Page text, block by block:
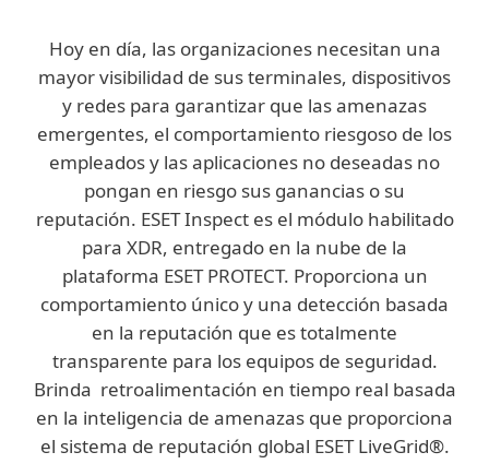
Hoy en día, las organizaciones necesitan una
mayor visibilidad de sus terminales, dispositivos
y redes para garantizar que las amenazas
emergentes, el comportamiento riesgoso de los
empleados y las aplicaciones no deseadas no
pongan en riesgo sus ganancias o su
reputación. ESET Inspect es el módulo habilitado
para XDR, entregado en la nube de la
plataforma ESET PROTECT. Proporciona un
comportamiento único y una detección basada
en la reputación que es totalmente
transparente para los equipos de seguridad.
Brinda retroalimentación en tiempo real basada
en la inteligencia de amenazas que proporciona
el sistema de reputación global ESET LiveGrid®.